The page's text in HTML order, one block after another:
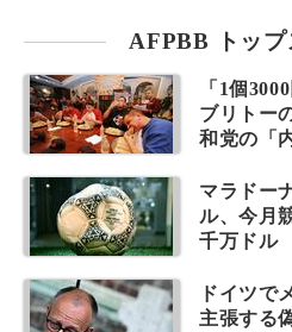
AFPBB トップ
「1個
ブリトー
和党の「
マラドー
ル、今月
千万ドル
ドイツで
主張する